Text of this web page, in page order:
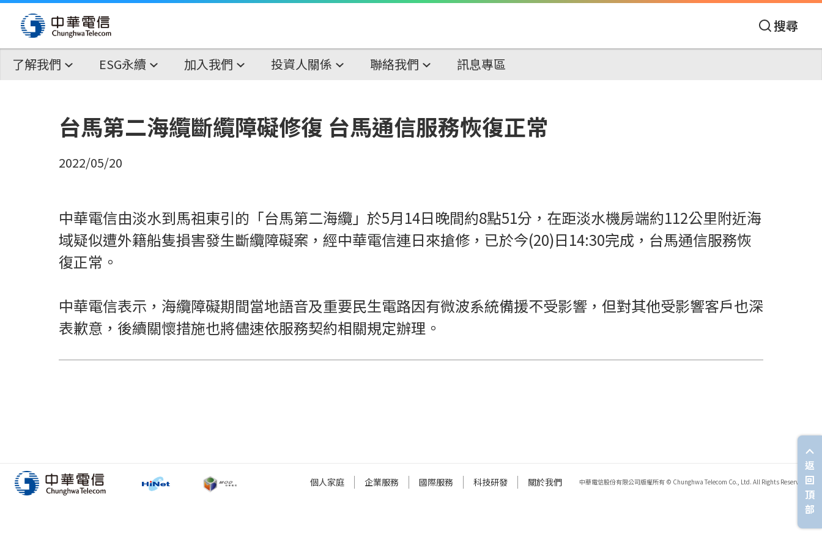
搜尋
了解我們 ESG永續 加入我們 投資人關係 聯絡我們 訊息專區
台馬第二海纜斷纜障礙修復 台馬通信服務恢復正常
2022/05/20
中華電信由淡水到馬祖東引的「台馬第二海纜」於5月14日晚間約8點51分，在距淡水機房端約112公里附近海
域疑似遭外籍船隻損害發生斷纜障礙案，經中華電信連日來搶修，已於今(20)日14:30完成，台馬通信服務恢
復正常。
中華電信表示，海纜障礙期間當地語音及重要民生電路因有微波系統備援不受影響，但對其他受影響客戶也深
表歉意，後續關懷措施也將儘速依服務契約相關規定辦理。
個人家庭 企業服務 國際服務 科技研發 關於我們 中華電信股份有限公司版權所有 © Chunghwa Telecom Co., Ltd. All Rights Reserved.
返
回
頂
部